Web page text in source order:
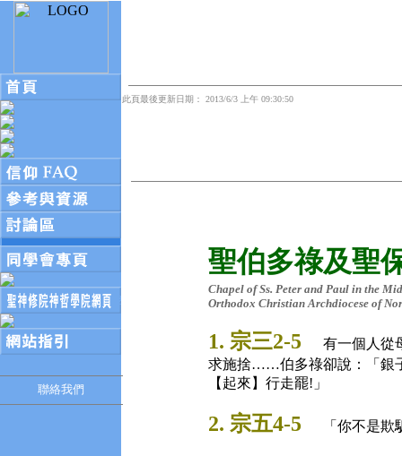
聯絡我們
此頁最後更新日期： 2013/6/3 上午 09:30:50
聖伯多祿及聖
Chapel of Ss. Peter and Paul in the
Orthodox Christian Archdiocese of
1. 宗三2-5
有一個人從
求施捨……伯多祿卻說：「銀
【起來】行走罷!」
2. 宗五4-5 「你不是